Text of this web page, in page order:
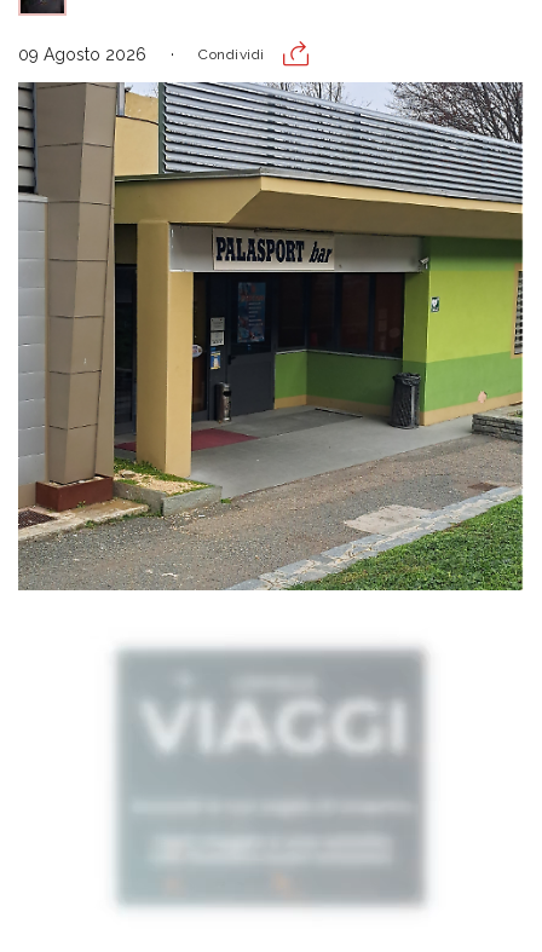
09 Agosto 2026 Condividi